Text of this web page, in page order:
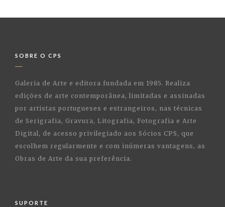
SOBRE O CPS
Galeria de Arte e editora fundada em 1985. Realiza
edições de arte contemporânea, limitadas e assinadas
por artistas portugueses e estrangeiros, nas técnicas
de Serigrafia, Gravura, Litografia, Fotografia e Arte
Digital, de acesso privilegiado aos Sócios CPS, que
escolhem regularmente e com inúmeras vantagens, as
Obras de Arte da sua preferência.
SUPORTE